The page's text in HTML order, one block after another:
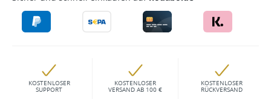
KOSTENLOSER
SUPPORT
KOSTENLOSER
VERSAND AB 100 €
KOSTENLOSER
RÜCKVERSAND